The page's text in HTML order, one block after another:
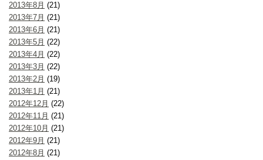
2013年8月 (21)
2013年7月 (21)
2013年6月 (21)
2013年5月 (22)
2013年4月 (22)
2013年3月 (22)
2013年2月 (19)
2013年1月 (21)
2012年12月 (22)
2012年11月 (21)
2012年10月 (21)
2012年9月 (21)
2012年8月 (21)